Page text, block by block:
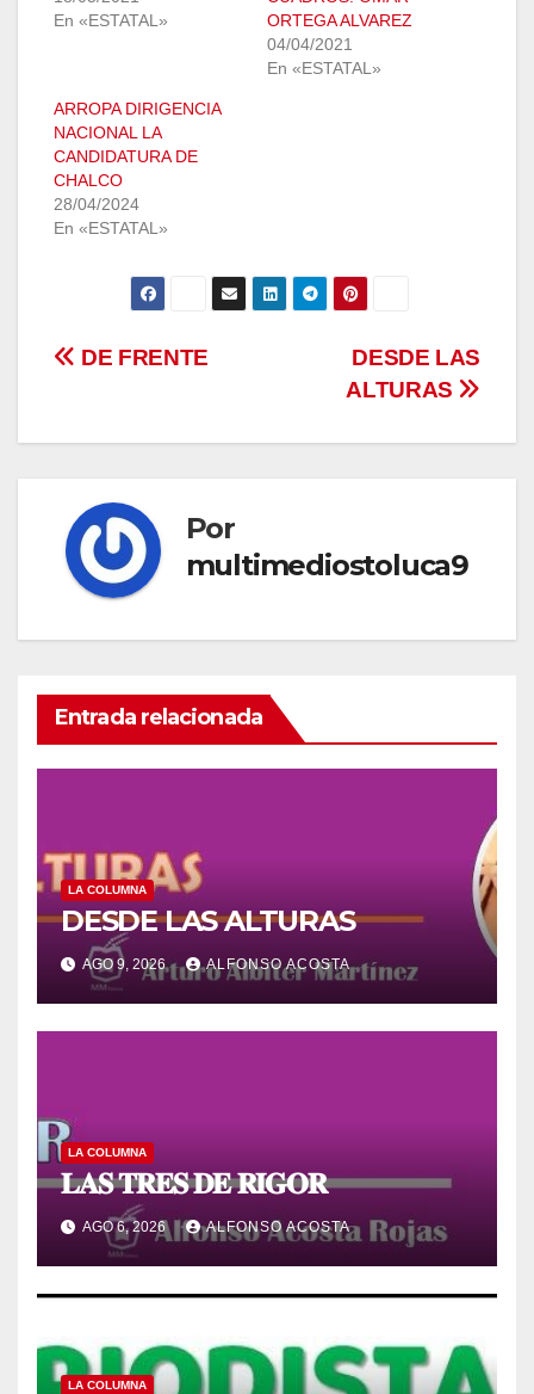
En «ESTATAL»
ORTEGA ALVAREZ
04/04/2021
En «ESTATAL»
ARROPA DIRIGENCIA
NACIONAL LA
CANDIDATURA DE
CHALCO
28/04/2024
En «ESTATAL»
Navegación
DESDE LAS
ALTURAS
DE FRENTE
Por
multimediostoluca9
Entrada relacionada
LA COLUMNA
DESDE LAS ALTURAS
AGO 9, 2026 ALFONSO ACOSTA
LA COLUMNA
𝐋𝐀𝐒 𝐓𝐑𝐄𝐒 𝐃𝐄 𝐑𝐈𝐆𝐎𝐑
AGO 6, 2026 ALFONSO ACOSTA
LA COLUMNA